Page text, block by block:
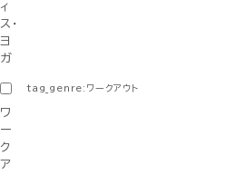
ィ
ス・
ヨ
ガ
tag_genre:ワークアウト
ワ
ー
ク
ア